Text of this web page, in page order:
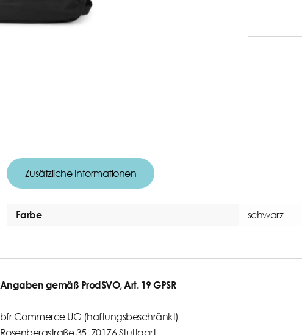
Zusätzliche Informationen
Farbe schwarz
Angaben gemäß ProdSVO, Art. 19 GPSR
bfr Commerce UG (haftungsbeschränkt)
Rosenbergstraße 35, 70176 Stuttgart